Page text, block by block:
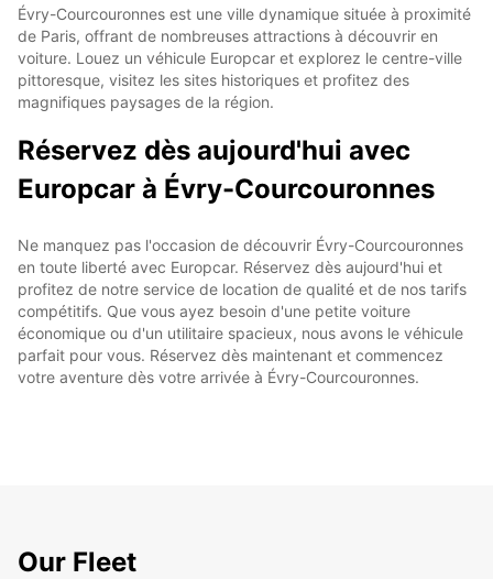
Évry-Courcouronnes est une ville dynamique située à proximité
de Paris, offrant de nombreuses attractions à découvrir en
voiture. Louez un véhicule Europcar et explorez le centre-ville
pittoresque, visitez les sites historiques et profitez des
magnifiques paysages de la région.
Réservez dès aujourd'hui avec
Europcar à Évry-Courcouronnes
Ne manquez pas l'occasion de découvrir Évry-Courcouronnes
en toute liberté avec Europcar. Réservez dès aujourd'hui et
profitez de notre service de location de qualité et de nos tarifs
compétitifs. Que vous ayez besoin d'une petite voiture
économique ou d'un utilitaire spacieux, nous avons le véhicule
parfait pour vous. Réservez dès maintenant et commencez
votre aventure dès votre arrivée à Évry-Courcouronnes.
Our Fleet